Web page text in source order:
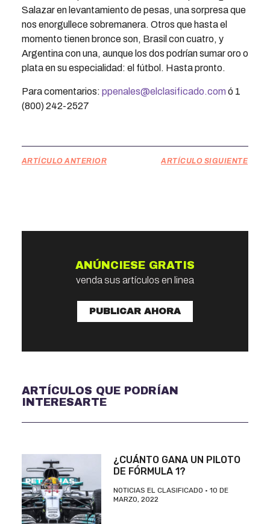
Salazar en levantamiento de pesas, una sorpresa que
nos enorgullece sobremanera. Otros que hasta el
momento tienen bronce son, Brasil con cuatro, y
Argentina con una, aunque los dos podrían sumar oro o
plata en su especialidad: el fútbol. Hasta pronto.
Para comentarios: ppenales@elclasificado.com ó 1
(800) 242-2527
ARTÍCULO ANTERIOR ARTÍCULO SIGUIENTE
ANÚNCIESE GRATIS
venda sus artículos en linea
PUBLICAR AHORA
ARTÍCULOS QUE PODRÍAN
INTERESARTE
¿CUÁNTO GANA UN PILOTO
DE FÓRMULA 1?
NOTICIAS EL CLASIFICADO
10 DE
MARZO, 2022